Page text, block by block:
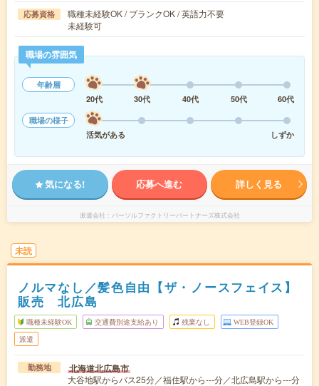
応募資格
職種未経験OK / ブランクOK / 英語力不要
未経験可
職場の雰囲気
年齢層
20代
30代 40代 50代
60代
職場の様子
活気がある
しずか
気になる! 応募へ進む 詳しく見る
派遣会社 パーソルファクトリーパートナーズ株式会社
未読
ノルマなし／髪色自由【ザ・ノースフェイス】
販売 北広島
職種未経験OK 交通費別途支給あり 残業なし WEB登録OK
派遣
勤務地 北海道北広島市
大谷地駅からバス25分／福住駅から---分／北広島駅から---分